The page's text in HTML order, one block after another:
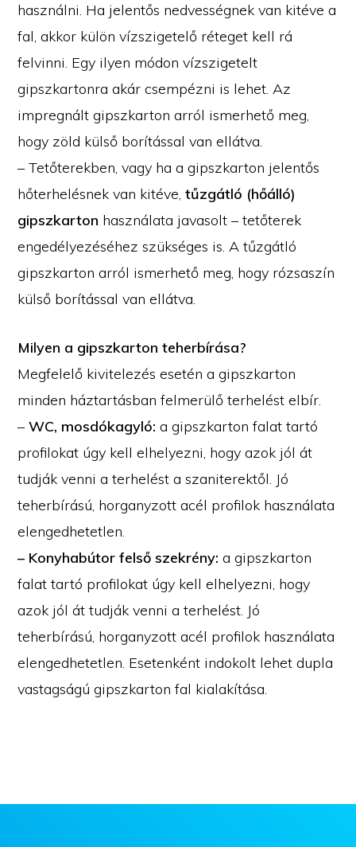
használni. Ha jelentős nedvességnek van kitéve a
fal, akkor külön vízszigetelő réteget kell rá
felvinni. Egy ilyen módon vízszigetelt
gipszkartonra akár csempézni is lehet. Az
impregnált gipszkarton arról ismerhető meg,
hogy zöld külső borítással van ellátva.
– Tetőterekben, vagy ha a gipszkarton jelentős
hőterhelésnek van kitéve,tűzgátló (hőálló)
gipszkarton használata javasolt – tetőterek
engedélyezéséhez szükséges is. A tűzgátló
gipszkarton arról ismerhető meg, hogy rózsaszín
külső borítással van ellátva.
Milyen a gipszkarton teherbírása?
Megfelelő kivitelezés esetén a gipszkarton
minden háztartásban felmerülő terhelést elbír.
–WC, mosdókagyló: a gipszkarton falat tartó
profilokat úgy kell elhelyezni, hogy azok jól át
tudják venni a terhelést a szaniterektől. Jó
teherbírású, horganyzott acél profilok használata
elengedhetetlen.
– Konyhabútor felső szekrény: a gipszkarton
falat tartó profilokat úgy kell elhelyezni, hogy
azok jól át tudják venni a terhelést. Jó
teherbírású, horganyzott acél profilok használata
elengedhetetlen. Esetenként indokolt lehet dupla
vastagságú gipszkarton fal kialakítása.